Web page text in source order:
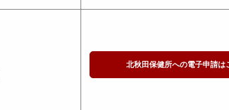
北秋田保健所への電子申請は